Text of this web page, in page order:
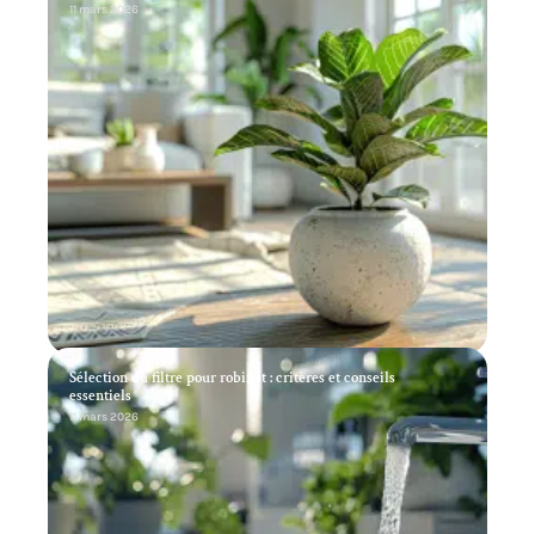
11 mars 2026
Sélection du filtre pour robinet : critères et conseils
essentiels
11 mars 2026